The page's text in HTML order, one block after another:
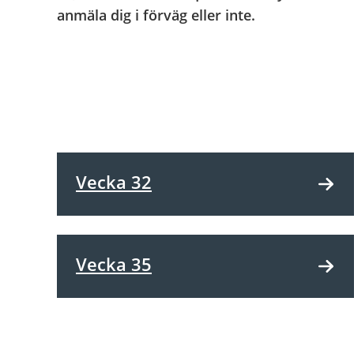
anmäla dig i förväg eller inte.
Vecka 32
Vecka 35